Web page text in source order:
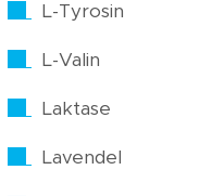
L-Tyrosin
L-Valin
Laktase
Lavendel